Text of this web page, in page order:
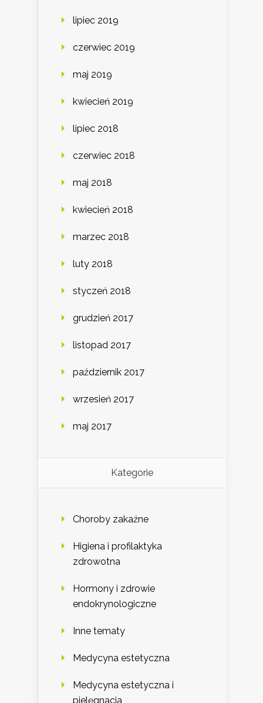
lipiec 2019
czerwiec 2019
maj 2019
kwiecień 2019
lipiec 2018
czerwiec 2018
maj 2018
kwiecień 2018
marzec 2018
luty 2018
styczeń 2018
grudzień 2017
listopad 2017
październik 2017
wrzesień 2017
maj 2017
Kategorie
Choroby zakaźne
Higiena i profilaktyka
zdrowotna
Hormony i zdrowie
endokrynologiczne
Inne tematy
Medycyna estetyczna
Medycyna estetyczna i
pielęgnacja